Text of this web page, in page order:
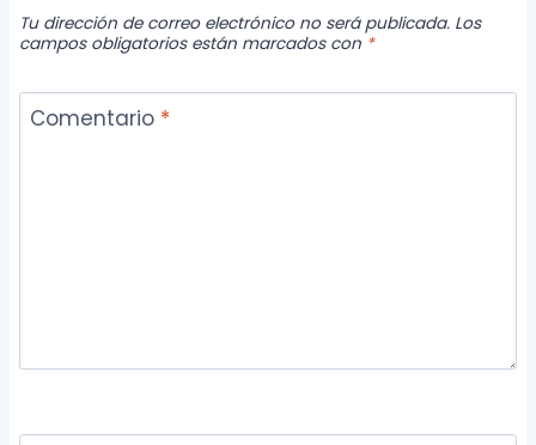
Tu dirección de correo electrónico no será publicada. Los
campos obligatorios están marcados con *
Comentario *